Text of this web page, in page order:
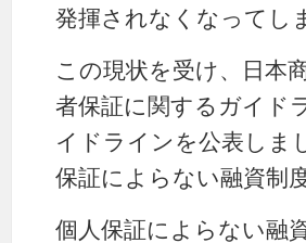
発揮されなくなってし
この現状を受け、日本
者保証に関するガイド
イドラインを公表しま
保証によらない融資制
個人保証によらない融